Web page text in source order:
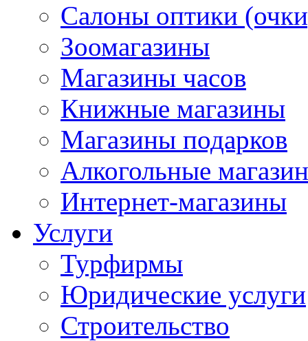
Салоны оптики
Зоомагазины
Магазины часов
Книжные магазины
Магазины подарков
Алкогольные
Интернет-магазины
Услуги
Турфирмы
Юридические услуги
Строительство